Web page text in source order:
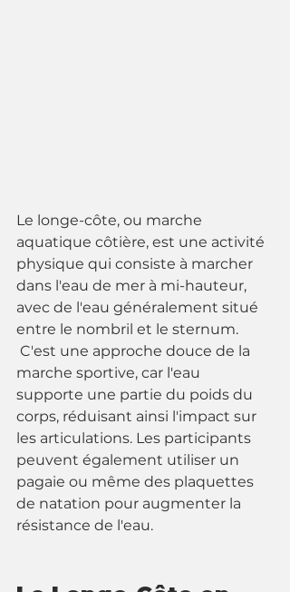
Le longe-côte, ou marche
aquatique côtière, est une activité
physique qui consiste à marcher
dans l'eau de mer à mi-hauteur,
avec de l'eau généralement situé
entre le nombril et le sternum.
marche sportive, car l'eau
supporte une partie du poids du
corps, réduisant ainsi l'impact sur
les articulations. Les participants
peuvent également utiliser un
pagaie ou même des plaquettes
de natation pour augmenter la
résistance de l'eau.